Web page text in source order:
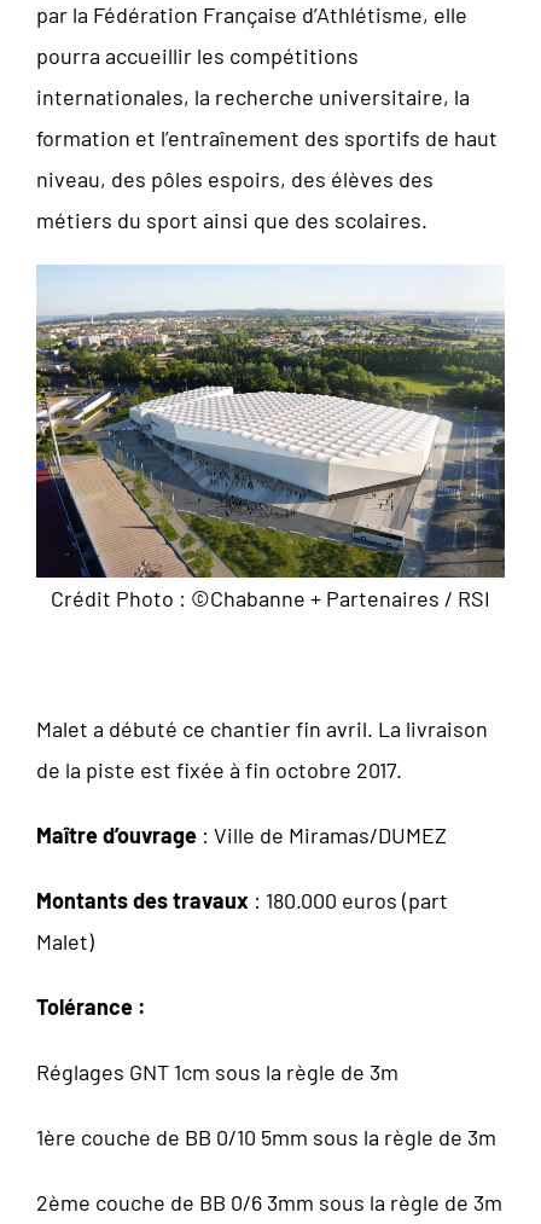
par la Fédération Française d’Athlétisme, elle
pourra accueillir les compétitions
internationales, la recherche universitaire, la
formation et l’entraînement des sportifs de haut
niveau, des pôles espoirs, des élèves des
métiers du sport ainsi que des scolaires.
Crédit Photo : ©Chabanne + Partenaires / RSI
Malet a débuté ce chantier fin avril. La livraison
de la piste est fixée à fin octobre 2017.
Maître d’ouvrage : Ville de Miramas/DUMEZ
Montants des travaux : 180.000 euros (part
Malet)
Tolérance :
Réglages GNT 1cm sous la règle de 3m
1ère couche de BB 0/10 5mm sous la règle de 3m
2ème couche de BB 0/6 3mm sous la règle de 3m